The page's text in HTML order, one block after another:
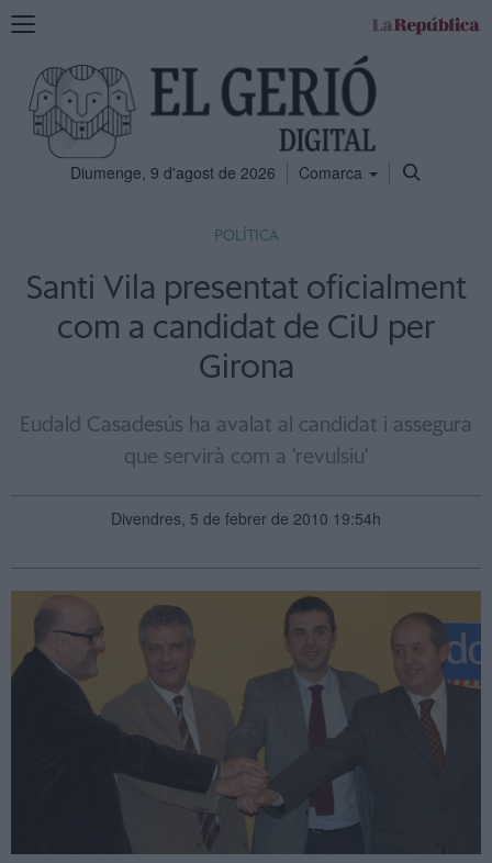
Mostra
navegació
Diumenge, 9 d'agost de 2026 Comarca
POLÍTICA
Santi Vila presentat oficialment
com a candidat de CiU per
Girona
Eudald Casadesús ha avalat al candidat i assegura
que servirà com a 'revulsiu'
Divendres, 5 de febrer de 2010 19:54h